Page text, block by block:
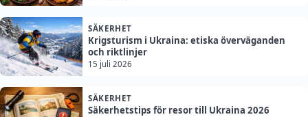
SÄKERHET
Krigsturism i Ukraina: etiska överväganden
och riktlinjer
15 juli 2026
SÄKERHET
Säkerhetstips för resor till Ukraina 2026